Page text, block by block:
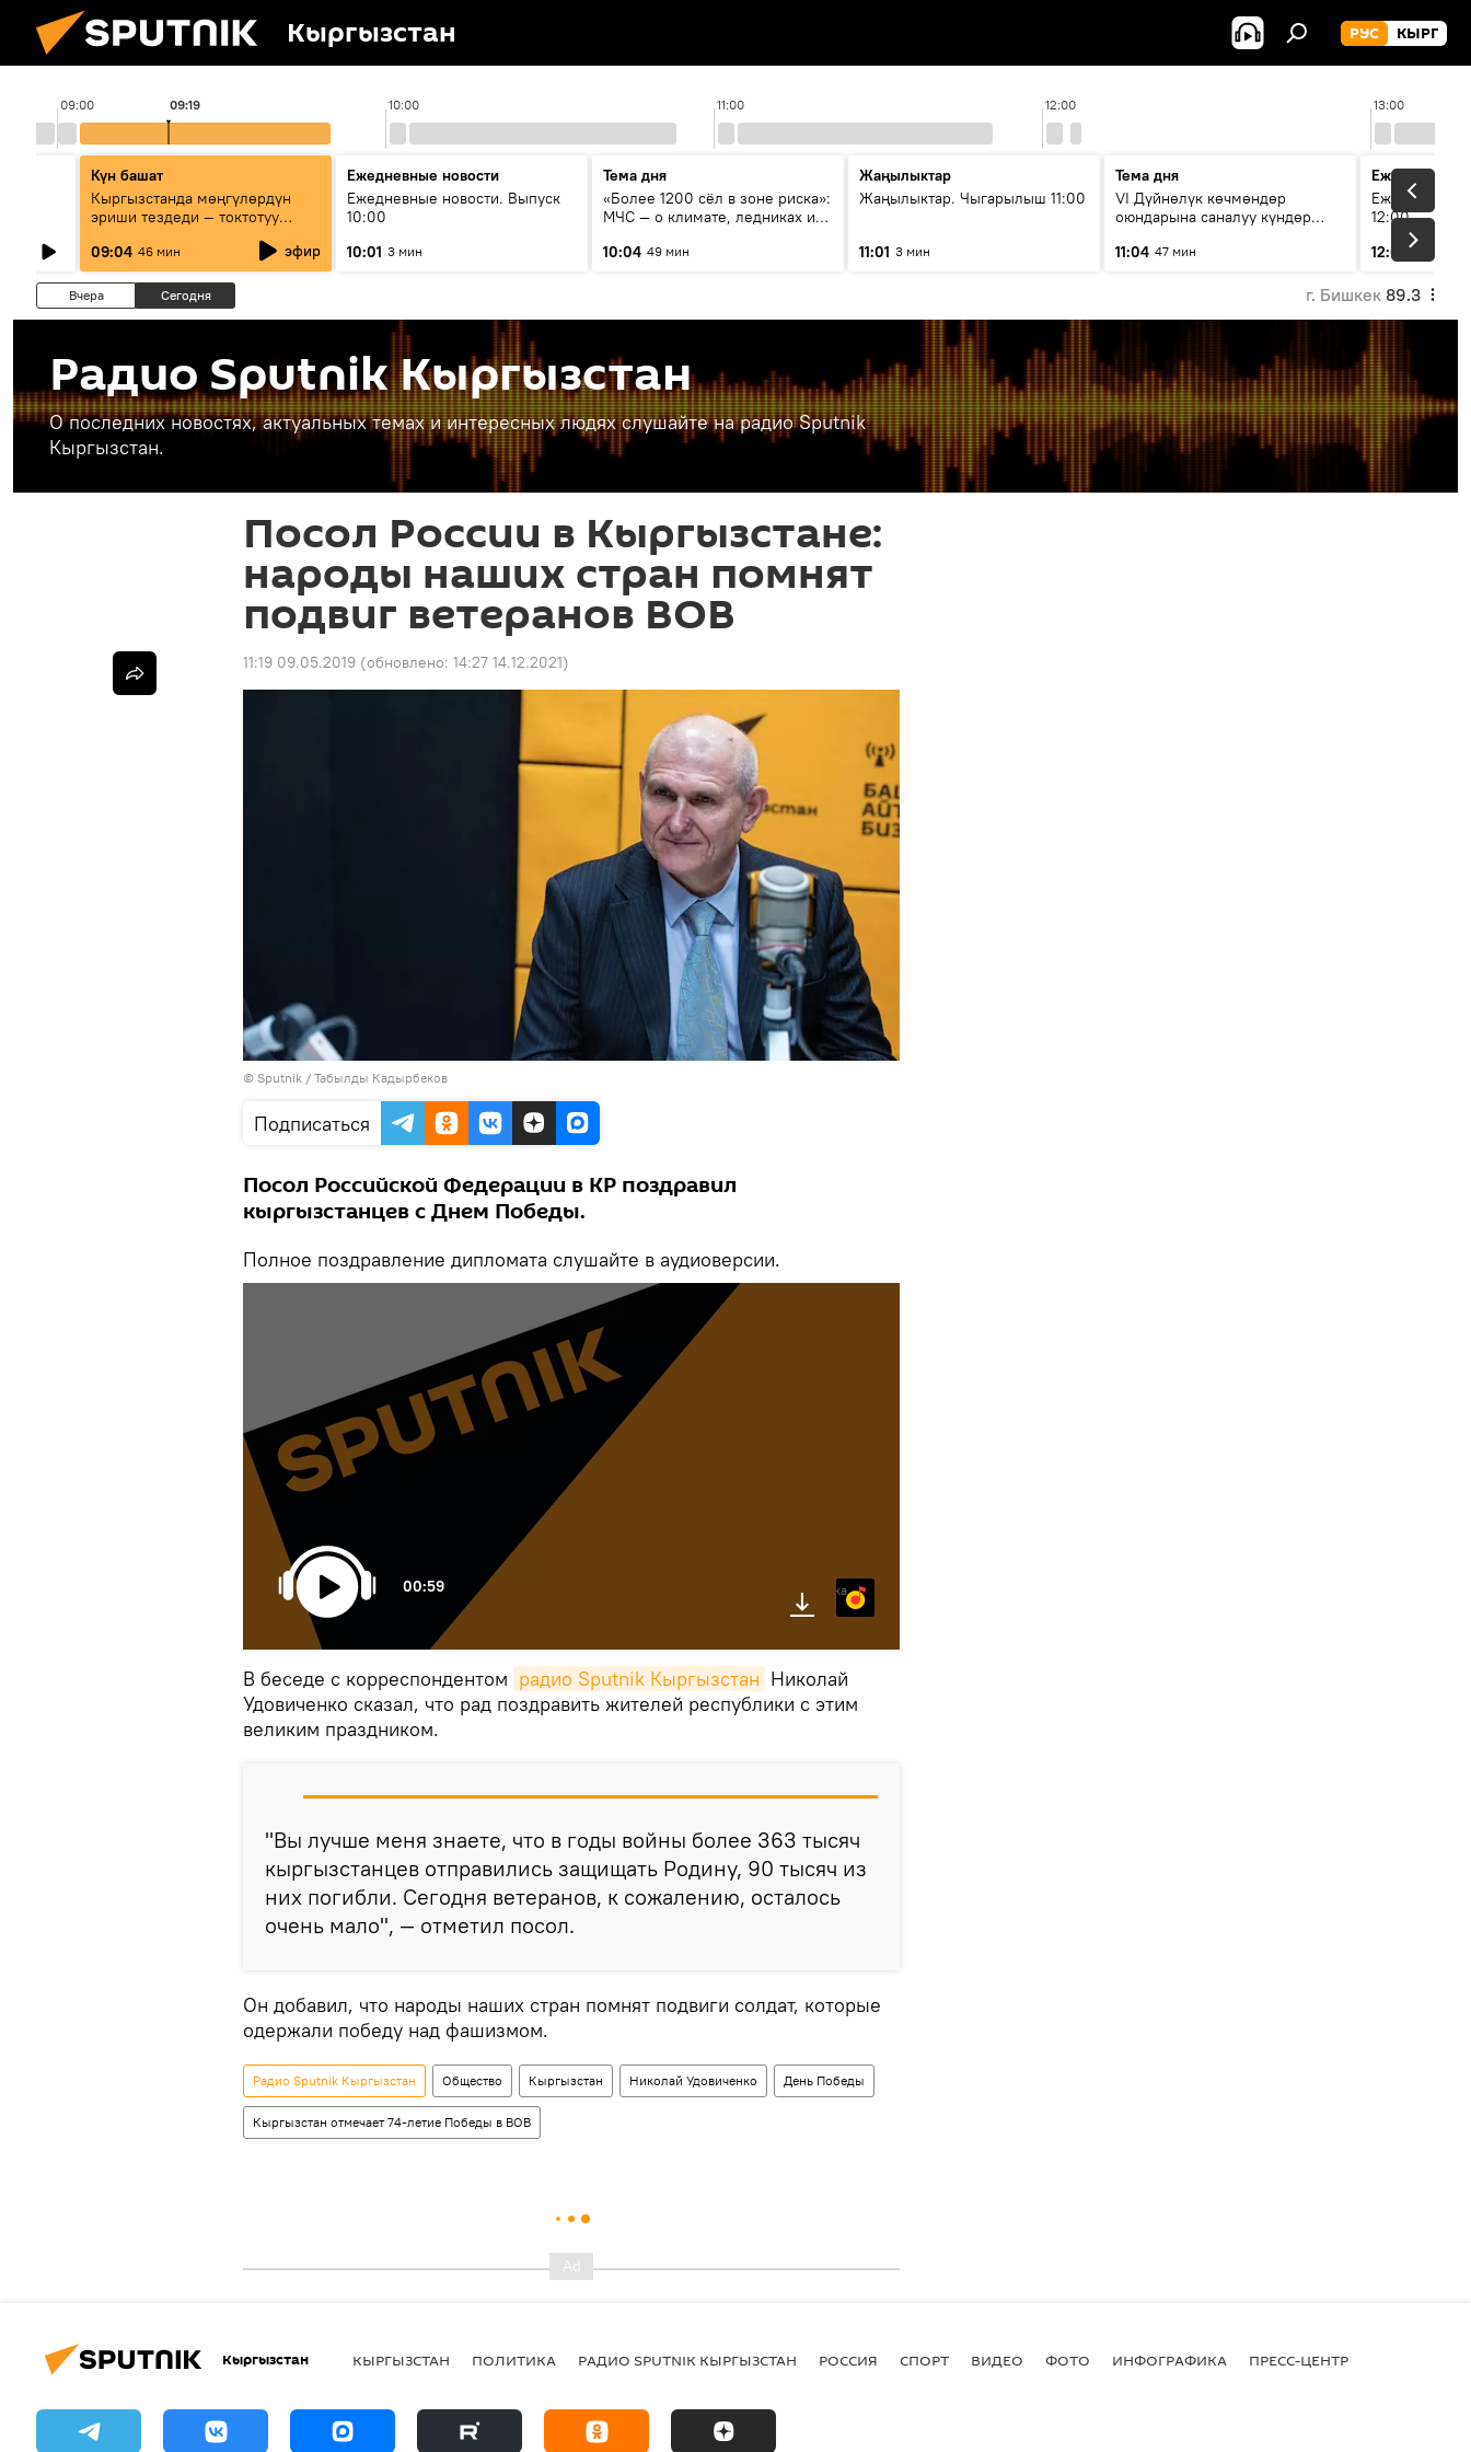
Кыргызстан РУС КЫРГ
09:00 10:00 11:00 12:00 13:00
09:19
Күн башат
Кыргызстанда мөңгүлөрдүн
эриши тездеди — токтотуу
09:04 46 мин эфир
Ежедневные новости
Ежедневные новости. Выпуск
10:00
10:01 3 мин
Тема дня
«Более 1200 сёл в зоне риска»:
МЧС — о климате, ледниках и
населения
10:04 49 мин
Жаңылыктар
Жаңылыктар. Чыгарылыш 11:00
11:01 3 мин
Тема дня
VI Дүйнөлүк көчмөндөр
оюндарына саналуу күндөр
этапка жетти?
11:04 47 мин
Ежедневные
Ежедневные
12:00
12:01
3 мин
Вчера Сегодня г. Бишкек 89.3
Радио Sputnik Кыргызстан
О последних новостях, актуальных темах и интересных людях слушайте на радио Sputnik
Кыргызстан.
Посол России в Кыргызстане:
народы наших стран помнят
подвиг ветеранов ВОВ
11:19 09.05.2019 (обновлено: 14:27 14.12.2021)
© Sputnik / Табылды Кадырбеков
Подписаться
Посол Российской Федерации в КР поздравил
кыргызстанцев с Днем Победы.
Полное поздравление дипломата слушайте в аудиоверсии.
00:59 Яндекс.Музыка
В беседе c корреспондентом радио Sputnik Кыргызстан Николай
Удовиченко сказал, что рад поздравить жителей республики с этим
великим праздником.
"Вы лучше меня знаете, что в годы войны более 363 тысяч
кыргызстанцев отправились защищать Родину, 90 тысяч из
них погибли. Сегодня ветеранов, к сожалению, осталось
очень мало", — отметил посол.
Он добавил, что народы наших стран помнят подвиги солдат, которые
одержали победу над фашизмом.
Радио Sputnik Кыргызстан Общество Кыргызстан Николай Удовиченко День Победы
Кыргызстан отмечает 74-летие Победы в ВОВ
Кыргызстан КЫРГЫЗСТАН ПОЛИТИКА РАДИО SPUTNIK КЫРГЫЗСТАН РОССИЯ СПОРТ ВИДЕО ФОТО ИНФОГРАФИКА ПРЕСС-ЦЕНТР